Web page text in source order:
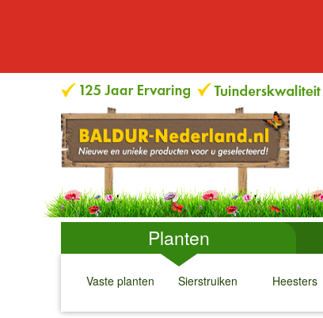
Planten
Vaste planten
↓
Sierstruiken
↓
Heesters
↓